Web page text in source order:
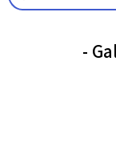
כיסוי סיליקון מגנטי עבור Galaxy S26 -